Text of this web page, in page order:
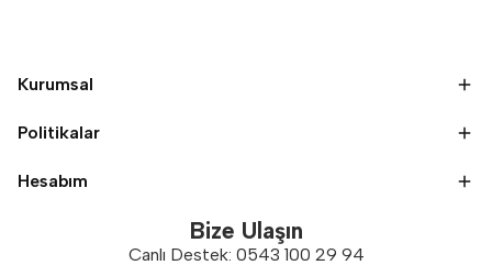
Kurumsal
Politikalar
Hesabım
Bize Ulaşın
Canlı Destek: 0543 100 29 94